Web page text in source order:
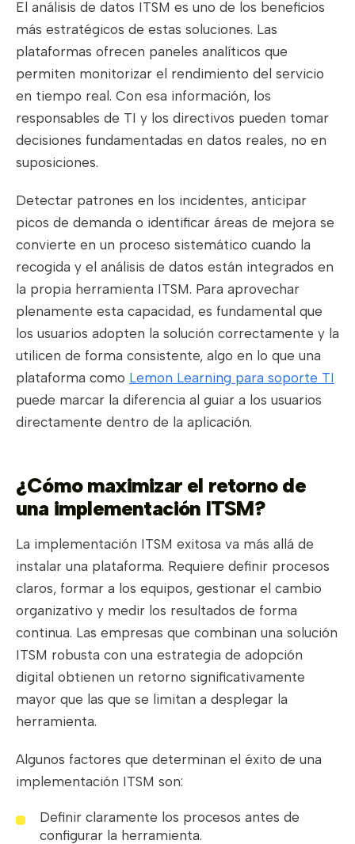
El análisis de datos ITSM es uno de los beneficios
más estratégicos de estas soluciones. Las
plataformas ofrecen paneles analíticos que
permiten monitorizar el rendimiento del servicio
en tiempo real. Con esa información, los
responsables de TI y los directivos pueden tomar
decisiones fundamentadas en datos reales, no en
suposiciones.
Detectar patrones en los incidentes, anticipar
picos de demanda o identificar áreas de mejora se
convierte en un proceso sistemático cuando la
recogida y el análisis de datos están integrados en
la propia herramienta ITSM. Para aprovechar
plenamente esta capacidad, es fundamental que
los usuarios adopten la solución correctamente y la
utilicen de forma consistente, algo en lo que una
plataforma como Lemon Learning para soporte TI
puede marcar la diferencia al guiar a los usuarios
directamente dentro de la aplicación.
¿Cómo maximizar el retorno de
una implementación ITSM?
La implementación ITSM exitosa va más allá de
instalar una plataforma. Requiere definir procesos
claros, formar a los equipos, gestionar el cambio
organizativo y medir los resultados de forma
continua. Las empresas que combinan una solución
ITSM robusta con una estrategia de adopción
digital obtienen un retorno significativamente
mayor que las que se limitan a desplegar la
herramienta.
Algunos factores que determinan el éxito de una
implementación ITSM son:
Definir claramente los procesos antes de
configurar la herramienta.